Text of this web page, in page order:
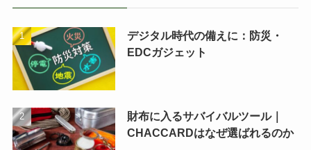
デジタル時代の備えに：防災・
EDCガジェット
財布に入るサバイバルツール｜
CHACCARDはなぜ選ばれるのか